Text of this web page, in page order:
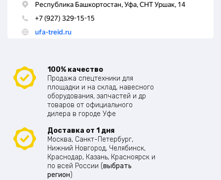
100% качество
Продажа спецтехники для
площадки и на склад, навесного
оборудования, запчастей и др
товаров от официального
дилера в городе Уфе
Доставка от 1 дня
Москва, Санкт-Петербург,
Нижний Новгород, Челябинск,
Краснодар, Казань, Красноярск и
по всей России (выбрать
регион)